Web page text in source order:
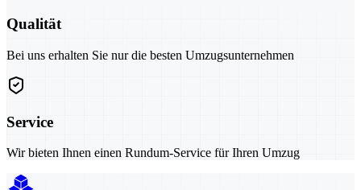
Qualität
Bei uns erhalten Sie nur die besten Umzugsunternehmen
Service
Wir bieten Ihnen einen Rundum-Service für Ihren Umzug